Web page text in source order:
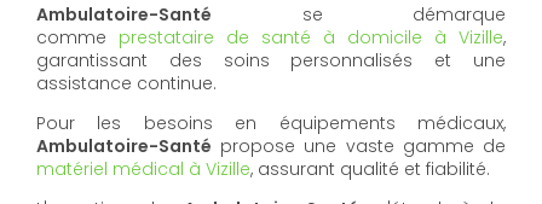
Ambulatoire-Santé se démarque
comme prestataire de santé à domicile à Vizille,
garantissant des soins personnalisés et une
assistance continue.
Pour les besoins en équipements médicaux,
Ambulatoire-Santé propose une vaste gamme de
matériel médical à Vizille, assurant qualité et fiabilité.